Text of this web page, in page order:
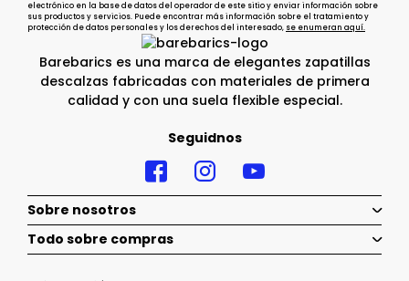
Barebarics es una marca de elegantes zapatillas
descalzas fabricadas con materiales de primera
calidad y con una suela flexible especial.
Seguidnos
electrónico en la base de datos del operador de este sitio y enviar información sobre
sus productos y servicios. Puede encontrar más información sobre el tratamiento y
protección de datos personales y los derechos del interesado, se enumeran aquí.
Sobre nosotros
Todo sobre compras